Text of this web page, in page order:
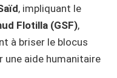
, impliquant le
Flotilla (GSF),
à briser le blocus
une aide humanitaire